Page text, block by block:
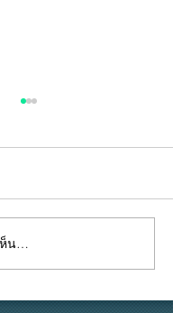
ไม่ใช่แค่แผ่น
แต่คือ "ด่าน
วามปลอดภัย
ห็น…